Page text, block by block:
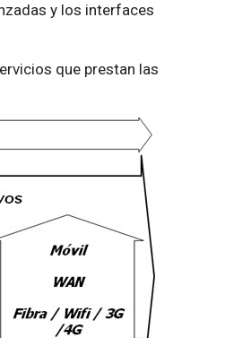
y los interfaces
que prestan las